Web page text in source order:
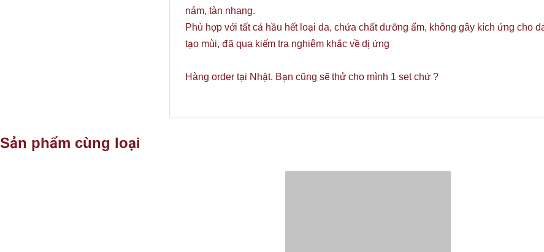
nám, tàn nhang.
Phù hợp với tất cả hầu hết loại da, chứa chất dưỡng ẩm, không gây kích ứng cho
tạo mùi, đã qua kiểm tra nghiêm khắc về dị ứng
Hàng order tại Nhật. Bạn cũng sẽ thử cho mình 1 set chứ ?
Sản phẩm cùng loại